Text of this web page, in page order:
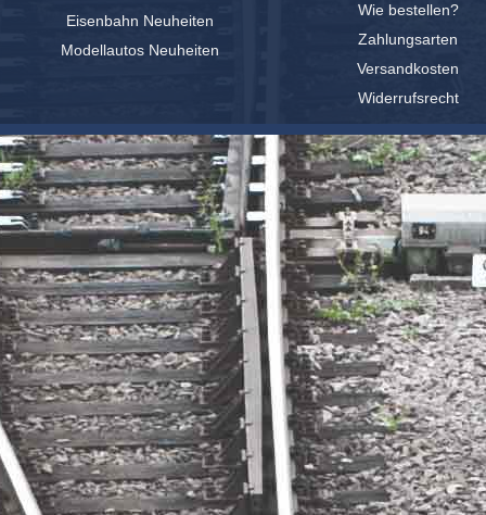
Eisenbahn Neuheiten
Modellautos Neuheiten
Wie bestellen?
Zahlungsarten
Versandkosten
Widerrufsrecht